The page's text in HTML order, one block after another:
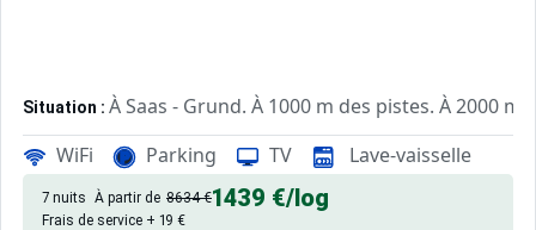
Situation : À Saas - Grund. À 1000 m des pistes. À 2000
Appartement de particulier : de qualité, de 90 m² avec
WiFi Parking TV Lave-vaisselle
7 nuits À partir de 8634 €1439 €/log
Frais de service + 19 €